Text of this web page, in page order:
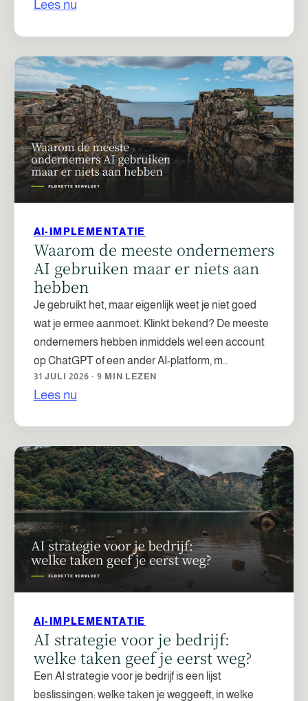
Lees nu
AI-IMPLEMENTATIE
Waarom de meeste ondernemers
AI gebruiken maar er niets aan
hebben
Je gebruikt het, maar eigenlijk weet je niet goed
wat je ermee aanmoet. Klinkt bekend? De meeste
ondernemers hebben inmiddels wel een account
op ChatGPT of een ander AI-platform, m…
31 JULI 2026 · 9 MIN LEZEN
Lees nu
AI-IMPLEMENTATIE
AI strategie voor je bedrijf:
welke taken geef je eerst weg?
Een AI strategie voor je bedrijf is een lijst
beslissingen: welke taken je weggeeft, in welke